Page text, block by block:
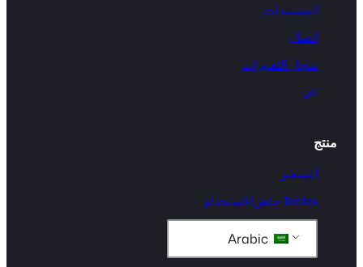
المستندات
اتصال
سجل التغييرات
عن
منتج
التسعير
Tables جاهز الاستخدام
Arabic